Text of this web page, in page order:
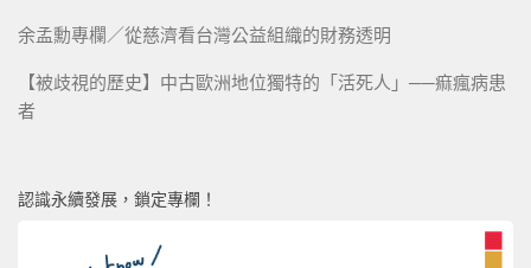
余孟勳專欄／從慈濟看台灣公益組織的財務透明
【被歧視的歷史】中古歐洲地位獨特的「活死人」──痲瘋病患
者
認識永續發展，鎖定專欄！